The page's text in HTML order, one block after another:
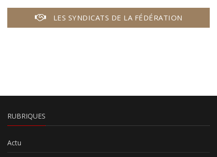
LES SYNDICATS DE LA FÉDÉRATION
RUBRIQUES
Actu